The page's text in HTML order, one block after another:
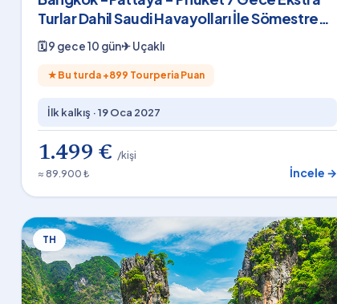
Turlar Dahil Saudi Havayolları İle Sömestre
Özel
🗓9 gece 10 gün✈Uçaklı
★ Bu turda +899 Tourperia Puan
İlk kalkış ·19 Oca 2027
1.499 € /kişi
≈ 89.900 ₺
İncele →
TH